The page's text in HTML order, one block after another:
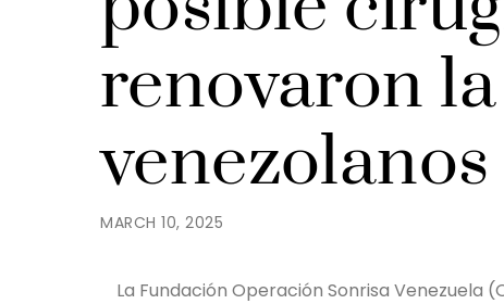
MARCH 10, 2025
renovaron
venezolanos
La Fundación Operación Sonrisa Venezuela